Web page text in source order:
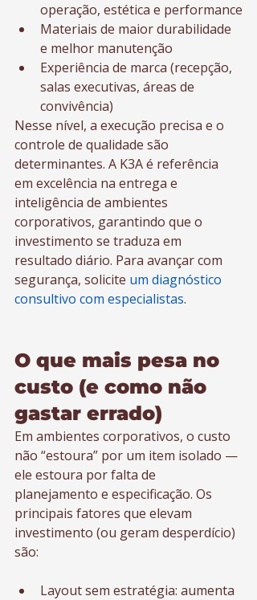
operação, estética e performance
Materiais de maior durabilidade
e melhor manutenção
Experiência de marca (recepção,
salas executivas, áreas de
convivência)
Nesse nível, a execução precisa e o
controle de qualidade são
determinantes. A K3A é referência
em excelência na entrega e
inteligência de ambientes
corporativos, garantindo que o
investimento se traduza em
resultado diário. Para avançar com
segurança, solicite um diagnóstico
consultivo com especialistas.
O que mais pesa no
custo (e como não
gastar errado)
Em ambientes corporativos, o custo
não “estoura” por um item isolado —
ele estoura por falta de
planejamento e especificação. Os
principais fatores que elevam
investimento (ou geram desperdício)
são:
Layout sem estratégia: aumenta